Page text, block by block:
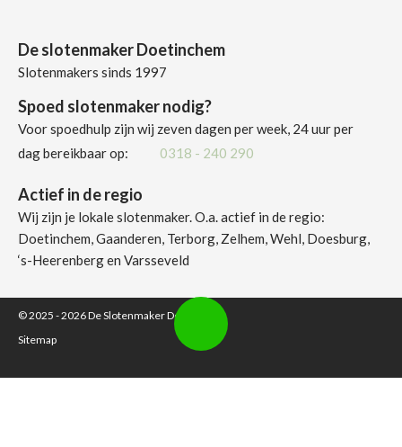
De slotenmaker Doetinchem
Slotenmakers sinds 1997
Spoed slotenmaker nodig?
Voor spoedhulp zijn wij zeven dagen per week, 24 uur per
dag bereikbaar op:
0318 - 240 290
Actief in de regio
Wij zijn je lokale slotenmaker. O.a. actief in de regio:
Doetinchem, Gaanderen, Terborg, Zelhem, Wehl, Doesburg,
‘s-Heerenberg en Varsseveld
© 2025 - 2026De Slotenmaker Doetinchem
Sitemap